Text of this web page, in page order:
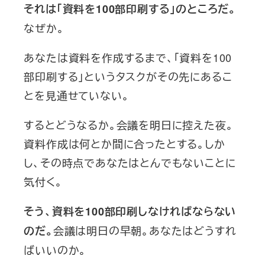
それは「資料を100部印刷する」のところだ。
なぜか。
あなたは資料を作成するまで、「資料を100
部印刷する」というタスクがその先にあるこ
とを見通せていない。
するとどうなるか。会議を明日に控えた夜。
資料作成は何とか間に合ったとする。しか
し、その時点であなたはとんでもないことに
気付く。
そう、資料を100部印刷しなければならない
のだ。会議は明日の早朝。あなたはどうすれ
ばいいのか。